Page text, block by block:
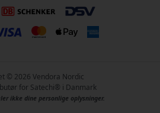
© 2026 Vendora Nordic
for Satechi® i Danmark
ikke dine personlige oplysninger.